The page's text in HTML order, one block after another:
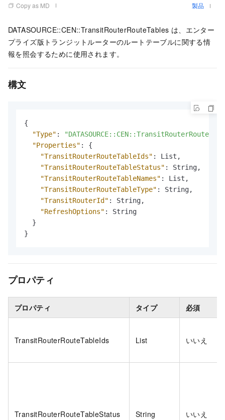
Copy as MD
製品
DATASOURCE::CEN::TransitRouterRouteTables は、エンター
プライズ版トランジットルーターのルートテーブルに関する情
報を照会するために使用されます。
構文
{
"Type" :
"Properties" :
{
"TransitRouterRouteTableIds" : List ,
"TransitRouterRouteTableStatus" : String,
"TransitRouterRouteTableNames" : List ,
"TransitRouterRouteTableType" : String,
"TransitRouterId" : String,
"RefreshOptions" :
String
}
}
プロパティ
プロパティ タイプ 必須
TransitRouterRouteTableIds List いいえ
TransitRouterRouteTableStatus String いいえ